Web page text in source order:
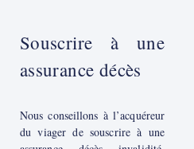
Souscrire à une
assurance décès
Nous conseillons à l’acquéreur
du viager de souscrire à une